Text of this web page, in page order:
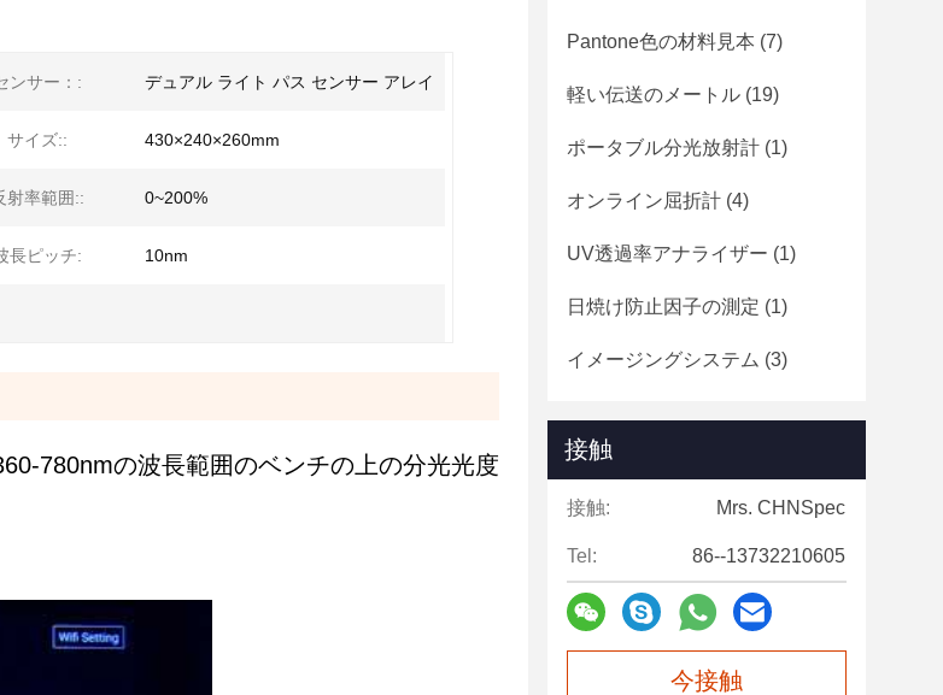
ンサー：: デュアル ライト パス センサー アレイ
サイズ:: 430×240×260mm
射率範囲:: 0~200%
長ピッチ: 10nm
780nmの波長範囲のベンチの上の分光光度
Pantone色の材料見本 (7)
軽い伝送のメートル (19)
ポータブル分光放射計 (1)
オンライン屈折計 (4)
UV透過率アナライザー (1)
日焼け防止因子の測定 (1)
イメージングシステム (3)
接触
接触: Mrs. CHNSpec
Tel: 86--13732210605
今接触